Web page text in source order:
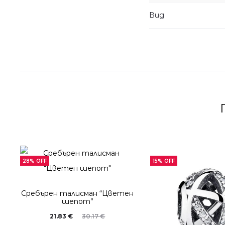
Вид
28% OFF
Сребърен талисман “Цветен
шепот”
30.17€
21.83€
15% OFF